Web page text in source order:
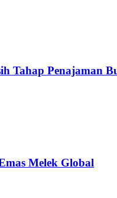
Tahap Penajaman
Melek Global